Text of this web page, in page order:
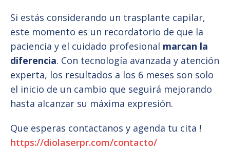
Si estás considerando un trasplante capilar,
este momento es un recordatorio de que la
paciencia y el cuidado profesional marcan la
diferencia. Con tecnología avanzada y atención
experta, los resultados a los 6 meses son solo
el inicio de un cambio que seguirá mejorando
hasta alcanzar su máxima expresión.
Que esperas contactanos y agenda tu cita !
https://diolaserpr.com/contacto/